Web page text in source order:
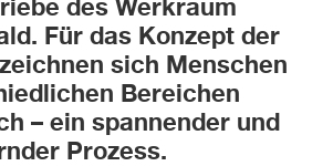
des Werkraum
Für das Konzept der
sich Menschen
Bereichen
– ein spannender und
Prozess.